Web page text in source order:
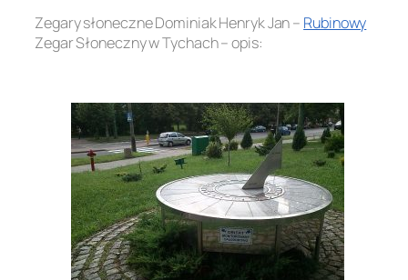
Zegary słoneczne Dominiak Henryk Jan – Rubinowy
Zegar Słoneczny w Tychach – opis: